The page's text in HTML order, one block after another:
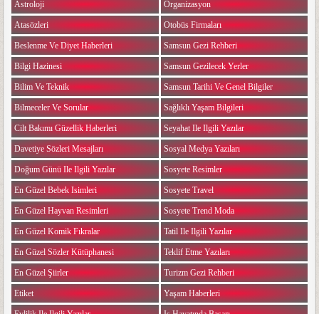
Astroloji
Atasözleri
Beslenme Ve Diyet Haberleri
Bilgi Hazinesi
Bilim Ve Teknik
Bilmeceler Ve Sorular
Cilt Bakımı Güzellik Haberleri
Davetiye Sözleri Mesajları
Doğum Günü Ile Ilgili Yazılar
En Güzel Bebek Isimleri
En Güzel Hayvan Resimleri
En Güzel Komik Fıkralar
En Güzel Sözler Kütüphanesi
En Güzel Şiirler
Etiket
Organizasyon
Otobüs Firmaları
Samsun Gezi Rehberi
Samsun Gezilecek Yerler
Samsun Tarihi Ve Genel Bilgiler
Sağlıklı Yaşam Bilgileri
Seyahat Ile Ilgili Yazılar
Sosyal Medya Yazıları
Sosyete Resimler
Sosyete Travel
Sosyete Trend Moda
Tatil Ile Ilgili Yazılar
Teklif Etme Yazıları
Turizm Gezi Rehberi
Yaşam Haberleri